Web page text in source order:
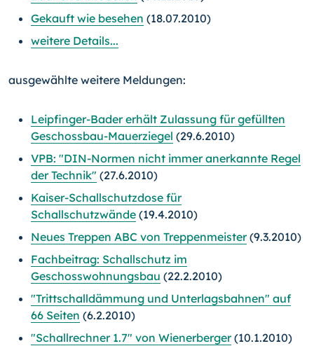
Gekauft wie besehen (18.07.2010)
weitere Details...
ausgewählte weitere Meldungen:
Leipfinger-Bader erhält Zulassung für gefüllten
Geschossbau-Mauerziegel (29.6.2010)
VPB: "DIN-Normen nicht immer anerkannte Regel
der Technik" (27.6.2010)
Kaiser-Schallschutzdose für
Schallschutzwände (19.4.2010)
Neues Treppen ABC von Treppenmeister(9.3.2010)
Fachbeitrag: Schallschutz im
Geschosswohnungsbau (22.2.2010)
"Trittschalldämmung und Unterlagsbahnen" auf
66 Seiten (6.2.2010)
"Schallrechner 1.7" von Wienerberger(10.1.2010)